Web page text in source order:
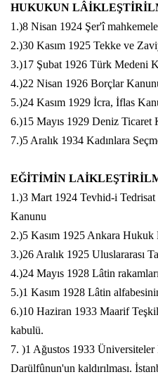
HUKUKUN
1.)8 Nisan 1924 Şer'î
2.)30 Kasım 1925 Tekke ve
3.)17 Şubat 1926 Türk Medeni
4.)22 Nisan 1926 Borçlar
5.)24 Kasım 1929 İcra, İflas
6.)15 Mayıs 1929 Deniz Ticaret
7.)5 Aralık 1934 Kadınlara
EĞİTİMİN
1.)3 Mart 1924 Tevhid-i
Kanunu
2.)5 Kasım 1925 Ankara Hukuk
3.)26 Aralık 1925 Uluslararası
4.)24 Mayıs 1928 Lâtin
5.)1 Kasım 1928 Lâtin
6.)10 Haziran 1933 Maarif
kabulü.
7. )1 Ağustos 1933 Üniversiteler
Darülfûnun'un kaldırılması.